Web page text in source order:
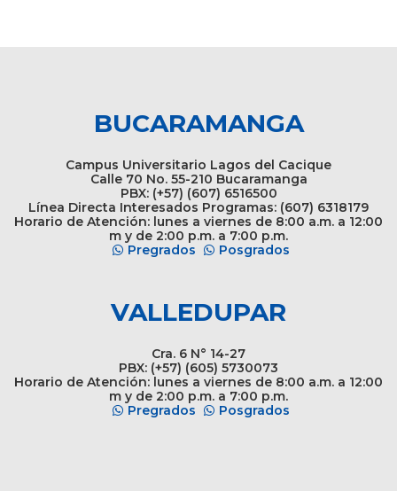
BUCARAMANGA
Campus Universitario Lagos del Cacique
Calle 70 No. 55-210 Bucaramanga
PBX: (+57) (607) 6516500
Línea Directa Interesados Programas: (607) 6318179
Horario de Atención: lunes a viernes de 8:00 a.m. a 12:00
m y de 2:00 p.m. a 7:00 p.m.
Pregrados
Posgrados
VALLEDUPAR
Cra. 6 N° 14-27
PBX: (+57) (605) 5730073
Horario de Atención: lunes a viernes de 8:00 a.m. a 12:00
m y de 2:00 p.m. a 7:00 p.m.
Pregrados
Posgrados